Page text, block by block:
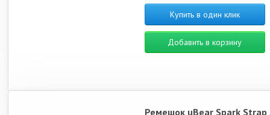
Купить в один клик
Добавить в корзину
Ремешок uBear Spark Strap